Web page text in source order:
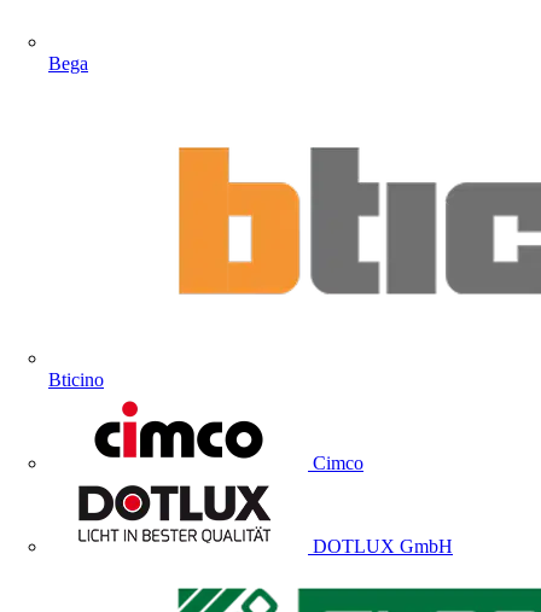
Bega
Bticino
Cimco
DOTLUX GmbH